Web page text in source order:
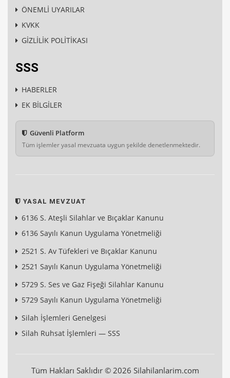
ÖNEMLİ UYARILAR
KVKK
GİZLİLİK POLİTİKASI
SSS
HABERLER
EK BİLGİLER
Güvenli Platform
Tüm işlemler yasal mevzuata uygun şekilde denetlenmektedir.
YASAL MEVZUAT
6136 S. Ateşli Silahlar ve Bıçaklar Kanunu
6136 Sayılı Kanun Uygulama Yönetmeliği
2521 S. Av Tüfekleri ve Bıçaklar Kanunu
2521 Sayılı Kanun Uygulama Yönetmeliği
5729 S. Ses ve Gaz Fişeği Silahlar Kanunu
5729 Sayılı Kanun Uygulama Yönetmeliği
Silah İşlemleri Genelgesi
Silah Ruhsat İşlemleri — SSS
Tüm Hakları Saklıdır © 2026 Silahilanlarim.com